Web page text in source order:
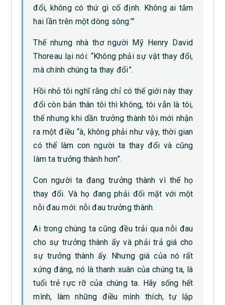
đổi, không có thứ gì cố định. Không ai tắm
hai lần trên một dòng sông.’”
Thế nhưng nhà thơ người Mỹ Henry David
Thoreau lại nói: “Không phải sự vật thay đổi,
mà chính chúng ta thay đổi”.
Hồi nhỏ tôi nghĩ rằng chỉ có thế giới này thay
đổi còn bản thân tôi thì không, tôi vẫn là tôi,
thế nhưng khi dần trưởng thành tôi mới nhận
ra một điều “à, không phải như vậy, thời gian
có thể làm con người ta thay đổi và cũng
làm ta trưởng thành hơn”.
Con người ta đang trưởng thành vì thế họ
thay đổi. Và họ đang phải đối mặt với một
nỗi đau mới: nỗi đau trưởng thành.
Ai trong chúng ta cũng đều trải qua nỗi đau
cho sự trưởng thành ấy và phải trả giá cho
sự trưởng thành ấy. Nhưng giá của nó rất
xứng đáng, nó là thanh xuân của chúng ta, là
tuổi trẻ rực rỡ của chúng ta. Hãy sống hết
mình, làm những điều mình thích, tự lập